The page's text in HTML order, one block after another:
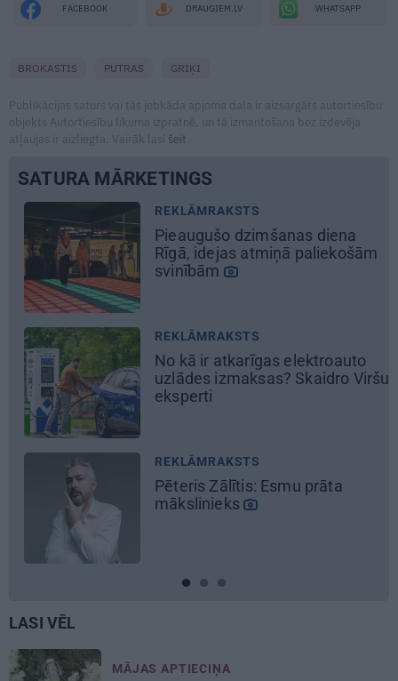
FACEBOOK DRAUGIEM.LV WHATSAPP
BROKASTIS PUTRAS GRIĶI
Publikācijas saturs vai tās jebkāda apjoma daļa ir aizsargāts autortiesību
objekts Autortiesību likuma izpratnē, un tā izmantošana bez izdevēja
atļaujas ir aizliegta. Vairāk lasi šeit
SATURA MĀRKETINGS
Pieaugušo dzimšanas diena
Rīgā, idejas atmiņā paliekošām
svinībām
REKLĀMRAKSTS
No kā ir atkarīgas elektroauto
uzlādes izmaksas? Skaidro Viršu
eksperti
Pēteris Zālītis: Esmu prāta
mākslinieks
LASI VĒL
MĀJAS APTIECIŅA